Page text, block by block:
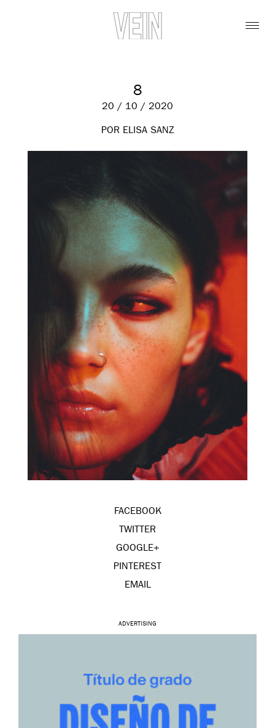
8
20 / 10 / 2020
POR ELISA SANZ
FACEBOOK
TWITTER
GOOGLE+
PINTEREST
EMAIL
ADVERTISING